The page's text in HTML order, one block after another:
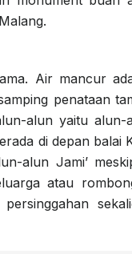
Air mancur
penataan
alun yaitu alun-
di depan balai
alun Jami’
atau